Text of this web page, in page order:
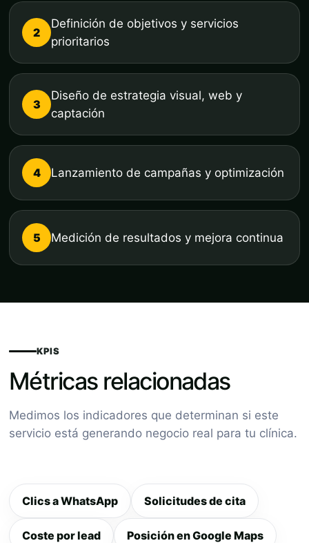
2
Definición de objetivos y servicios
prioritarios
3
Diseño de estrategia visual, web y
captación
4 Lanzamiento de campañas y optimización
5 Medición de resultados y mejora continua
KPIS
Métricas relacionadas
Medimos los indicadores que determinan si este
servicio está generando negocio real para tu clínica.
Clics a WhatsApp Solicitudes de cita
Coste por lead Posición en Google Maps